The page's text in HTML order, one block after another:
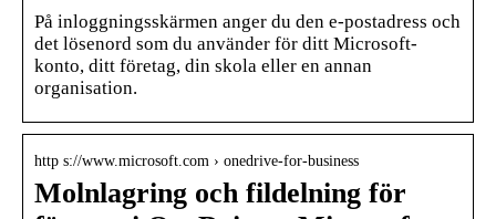
På inloggningsskärmen anger du den e-postadress och
det lösenord som du använder för ditt Microsoft-
konto, ditt företag, din skola eller en annan
organisation.
http s://www.microsoft.com › onedrive-for-business
Molnlagring och fildelning för